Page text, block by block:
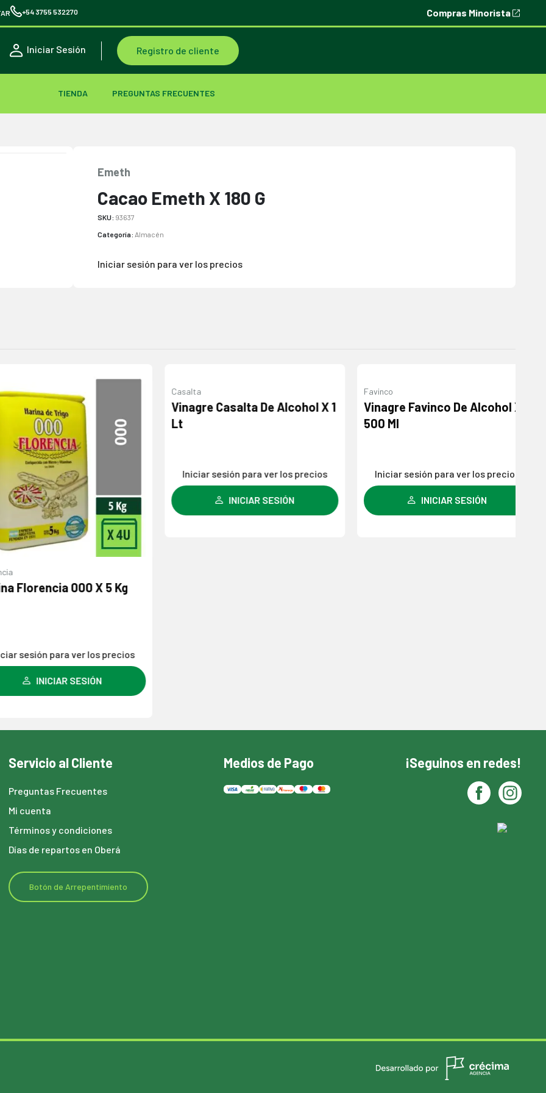
+54 3755 532270 Compras Minorista
Iniciar Sesión Registro de cliente
TIENDA PREGUNTAS FRECUENTES
Emeth
Cacao Emeth X 180 G
SKU: 93637
Categoría: Almacén
Iniciar sesión para ver los precios
a la
lista de
000 X 5 Kg
para ver los precios
INICIAR SESIÓN
Agregar
Casalta
Vinagre Casalta De Alcohol X 1
Iniciar sesión para ver los precios
INICIAR SESIÓN
Agregar
Favinco
Vinagre Favinco De Alcohol X
500 Ml
Iniciar sesión para ver los precios
INICIAR SESIÓN
Servicio al Cliente
Preguntas Frecuentes
Mi cuenta
Términos y condiciones
Días de repartos en Oberá
Botón de Arrepentimiento
Medios de Pago ¡Seguinos en redes!